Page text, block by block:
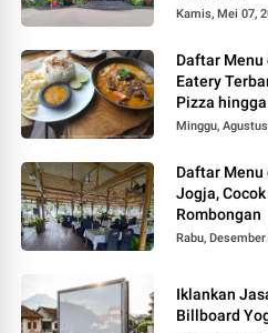
Kamis, Mei 07,
Daftar Menu
Eatery
Pizza
Minggu,
Daftar Menu
Jogja,
Rombongan
Rabu,
Iklankan
Billboard